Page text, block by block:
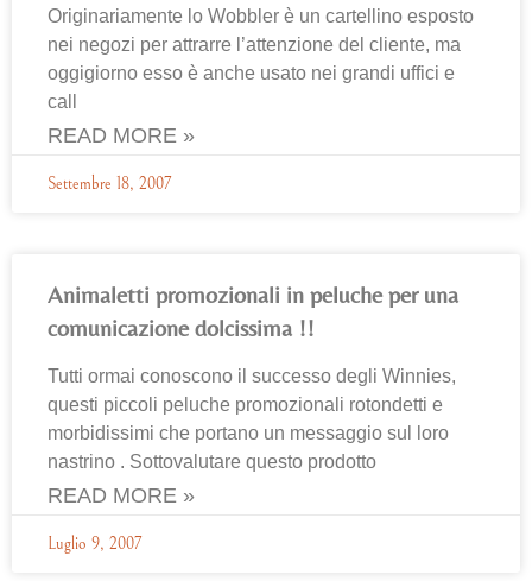
Originariamente lo Wobbler è un cartellino esposto
nei negozi per attrarre l’attenzione del cliente, ma
oggigiorno esso è anche usato nei grandi uffici e
call
READ MORE »
Settembre 18, 2007
Animaletti promozionali in peluche per una
comunicazione dolcissima !!
Tutti ormai conoscono il successo degli Winnies,
questi piccoli peluche promozionali rotondetti e
morbidissimi che portano un messaggio sul loro
nastrino . Sottovalutare questo prodotto
READ MORE »
Luglio 9, 2007